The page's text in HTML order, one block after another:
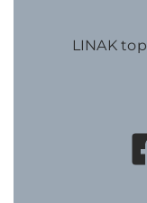
LINAK